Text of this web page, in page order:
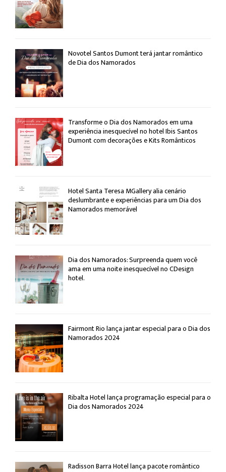
Novotel Santos Dumont terá jantar romântico
de Dia dos Namorados
Transforme o Dia dos Namorados em uma
experiência inesquecível no hotel Ibis Santos
Dumont com decorações e Kits Românticos
Hotel Santa Teresa MGallery alia cenário
deslumbrante e experiências para um Dia dos
Namorados memorável
Dia dos Namorados: Surpreenda quem você
ama em uma noite inesquecível no CDesign
hotel.
Fairmont Rio lança jantar especial para o Dia dos
Namorados 2024
Ribalta Hotel lança programação especial para o
Dia dos Namorados 2024
Radisson Barra Hotel lança pacote romântico